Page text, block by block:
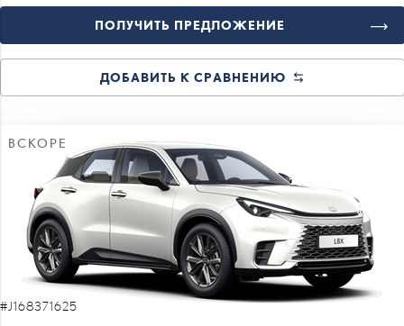
ПОЛУЧИТЬ ПРЕДЛОЖЕНИЕ
ДОБАВИТЬ К СРАВНЕНИЮ
ВСКОРЕ
#J168371625